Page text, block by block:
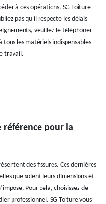
à ces opérations. SG Toiture
pas qu'il respecte les délais
veuillez le téléphoner
les matériels indispensables
travail.
référence pour la
des fissures. Ces dernières
que soient leurs dimensions et
Pour cela, choisissez de
professionnel. SG Toiture vous